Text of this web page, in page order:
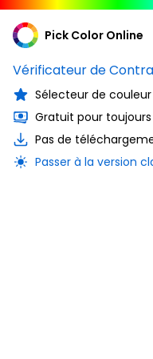
Pick Color Online
Vérificateur de
Sélecteur de
Gratuit pour toujours
Pas de
Passer à la version